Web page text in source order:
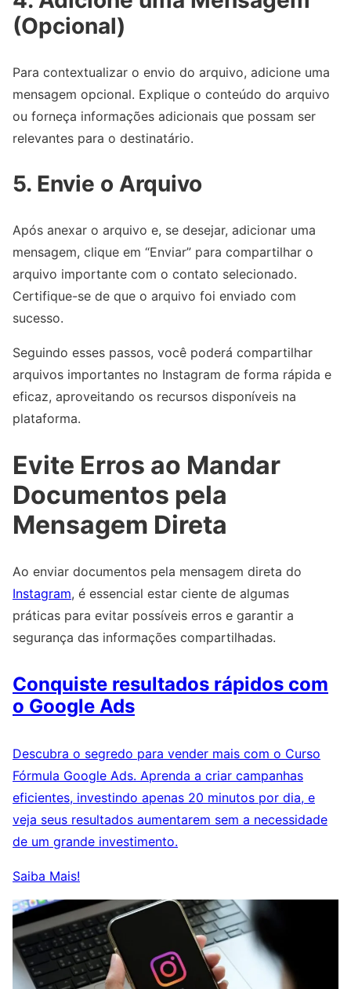
(Opcional)
Para contextualizar o envio do arquivo, adicione uma
mensagem opcional. Explique o conteúdo do arquivo
ou forneça informações adicionais que possam ser
relevantes para o destinatário.
5. Envie o Arquivo
Após anexar o arquivo e, se desejar, adicionar uma
mensagem, clique em “Enviar” para compartilhar o
arquivo importante com o contato selecionado.
Certifique-se de que o arquivo foi enviado com
sucesso.
Seguindo esses passos, você poderá compartilhar
arquivos importantes no Instagram de forma rápida e
eficaz, aproveitando os recursos disponíveis na
plataforma.
Evite Erros ao Mandar
Documentos pela
Mensagem Direta
Ao enviar documentos pela mensagem direta do
Instagram, é essencial estar ciente de algumas
práticas para evitar possíveis erros e garantir a
segurança das informações compartilhadas.
Conquiste resultados rápidos com
o Google Ads
Descubra o segredo para vender mais com o Curso
Fórmula Google Ads. Aprenda a criar campanhas
eficientes, investindo apenas 20 minutos por dia, e
veja seus resultados aumentarem sem a necessidade
de um grande investimento.
Saiba Mais!